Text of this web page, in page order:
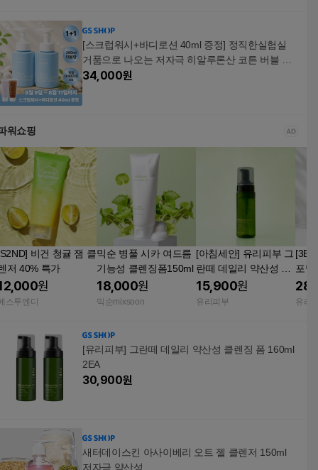
[스크럽워시+바디로션 40ml 증정] 정직한실험실
거품으로 나오는 저자극 히알루론산 코튼 버블 클
렌저 290ml*2개
34,000원
워쇼핑
비건 청귤 잼 클
저 40% 특가
원
스투엔디
믹순 병풀 시카 여드름
기능성 클렌징폼150ml
18,000원
믹순mixsoon
[아침세안] 유리피부 그
란떼 데일리 약산성 클
렌징 폼 160ml
15,900원
유리피부
포밍
ml
유리
[유리피부] 그란떼 데일리 약산성 클렌징 폼 160ml
2EA
30,900원
새터데이스킨 아사이베리 오트 젤 클렌저 150ml
저자극 약산성